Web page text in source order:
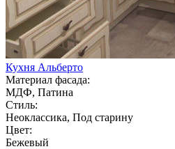
Кухня Альберто
Материал фасада:
МДФ, Патина
Стиль:
Неоклассика, Под старину
Цвет:
Бежевый